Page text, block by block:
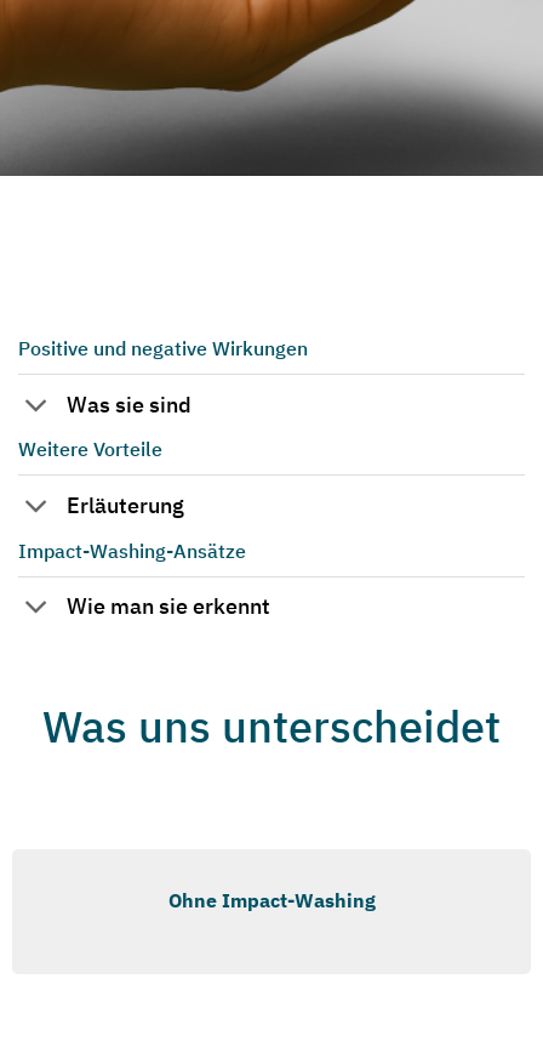
Positive und negative Wirkungen
Was sie sind
Weitere Vorteile
Erläuterung
Impact-Washing-Ansätze
Wie man sie erkennt
Was uns unterscheidet
Ohne Impact-Washing